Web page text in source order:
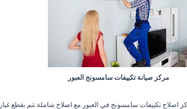
مركز صيانة تكييفات سامسونج العبور
اصلاح تكييفات سامسونج في العبور مع اصلاح شاملة تتم بقطع